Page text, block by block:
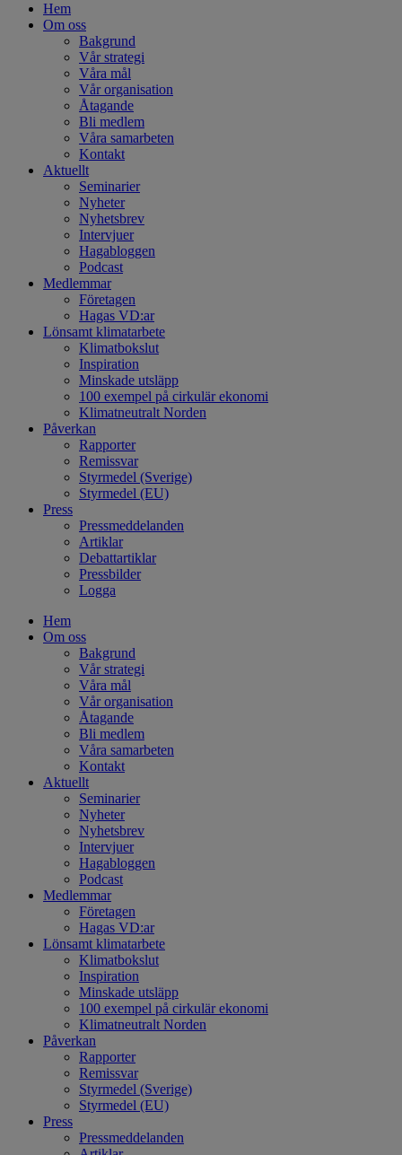
Hem
Om oss
Bakgrund
Vår strategi
Våra mål
Vår organisation
Åtagande
Bli medlem
Våra samarbeten
Kontakt
Aktuellt
Seminarier
Nyheter
Nyhetsbrev
Intervjuer
Hagabloggen
Podcast
Medlemmar
Företagen
Hagas VD:ar
Lönsamt klimatarbete
Klimatbokslut
Inspiration
Minskade utsläpp
100 exempel på cirkulär ekonomi
Klimatneutralt Norden
Påverkan
Rapporter
Remissvar
Styrmedel (Sverige)
Styrmedel (EU)
Press
Pressmeddelanden
Artiklar
Debattartiklar
Pressbilder
Logga
Hem
Om oss
Bakgrund
Vår strategi
Våra mål
Vår organisation
Åtagande
Bli medlem
Våra samarbeten
Kontakt
Aktuellt
Seminarier
Nyheter
Nyhetsbrev
Intervjuer
Hagabloggen
Podcast
Medlemmar
Företagen
Hagas VD:ar
Lönsamt klimatarbete
Klimatbokslut
Inspiration
Minskade utsläpp
100 exempel på cirkulär ekonomi
Klimatneutralt Norden
Påverkan
Rapporter
Remissvar
Styrmedel (Sverige)
Styrmedel (EU)
Press
Pressmeddelanden